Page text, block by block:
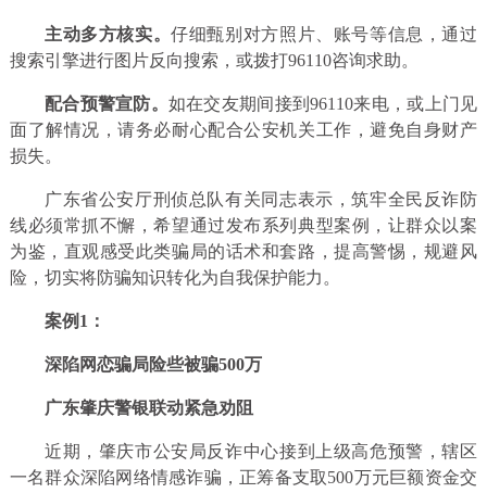
主动多方核实。仔细甄别对方照片、账号等信息，通过
搜索引擎进行图片反向搜索，或拨打96110咨询求助。
配合预警宣防。 如在交友期间接到96110来电，或上门见
面了解情况，请务必耐心配合公安机关工作，避免自身财产
损失。
广东省公安厅刑侦总队有关同志表示，筑牢全民反诈防
线必须常抓不懈，希望通过发布系列典型案例，让群众以案
为鉴，直观感受此类骗局的话术和套路，提高警惕，规避风
险，切实将防骗知识转化为自我保护能力。
案例1：
深陷网恋骗局险些被骗500万
广东肇庆警银联动紧急劝阻
近期，肇庆市公安局反诈中心接到上级高危预警，辖区
一名群众深陷网络情感诈骗，正筹备支取500万元巨额资金交